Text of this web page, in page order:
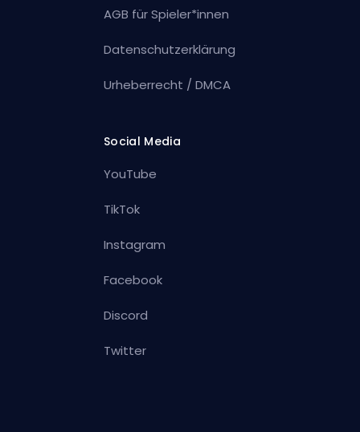
AGB für Spieler*innen
Datenschutzerklärung
Urheberrecht / DMCA
Social Media
YouTube
TikTok
Instagram
Facebook
Discord
Twitter